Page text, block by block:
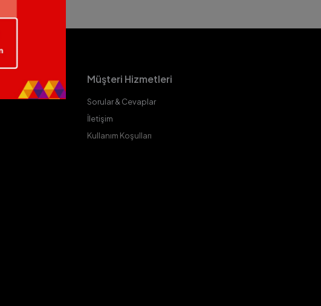
Müşteri Hizmetleri
Sorular & Cevaplar
İletişim
Kullanım Koşulları